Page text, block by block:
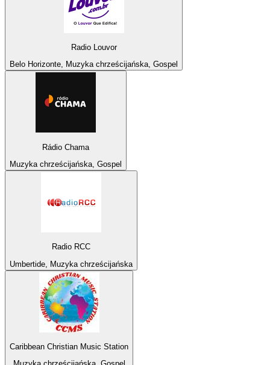
Radio Louvor
Belo Horizonte, Muzyka chrześcijańska, Gospel
Rádio Chama
Muzyka chrześcijańska, Gospel
Radio RCC
Umbertide, Muzyka chrześcijańska
Caribbean Christian Music Station